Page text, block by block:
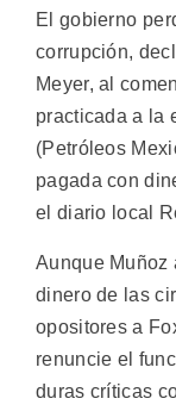
El gobierno
corrupción,
Meyer, al
practicada a la
(Petróleos
pagada con
el diario local
Aunque Muñoz
dinero de las
opositores a
renuncie el
duras críticas